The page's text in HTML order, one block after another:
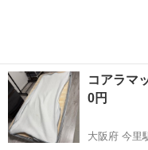
コアラマ
0円
大阪府 今里